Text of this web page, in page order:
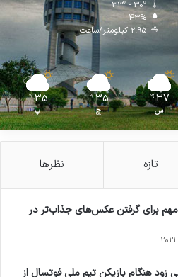
33º - 30º
43%
2.95 کیلومتر/ساعت
37
℃
س
35
℃
چ
35
℃
پ
تازه نظرها
مهم برای گرفتن عکس‌های جذاب‌تر در
زود هنگام بازیکن تیم ملی فوتسال از